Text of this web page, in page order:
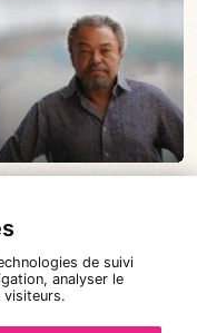
de suivi
analyser le
visiteurs.